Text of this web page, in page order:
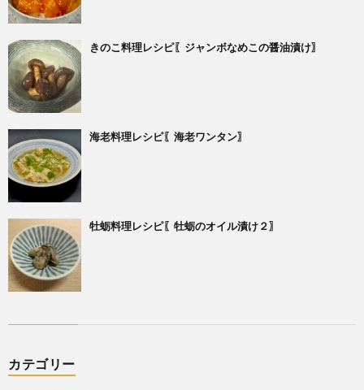
きのこ料理レシピ〖ジャンボなめこの醤油漬け〗
海老料理レシピ〖海老ワンタン〗
牡蛎料理レシピ〖牡蛎のオイル漬け２〗
カテゴリー